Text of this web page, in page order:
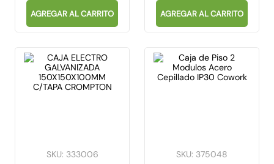
AGREGAR AL CARRITO AGREGAR AL CARRITO
SKU: 333006 SKU: 375048